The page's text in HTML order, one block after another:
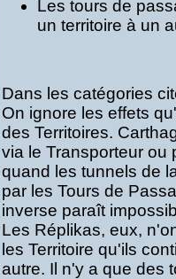
Les tours de
un territoire à un
Dans les catégories
On ignore les effets
des Territoires.
via le Transporteur ou
quand les tunnels de
par les Tours de
inverse paraît
Les Réplikas, eux,
les Territoire qu'ils
autre. Il n'y a que des